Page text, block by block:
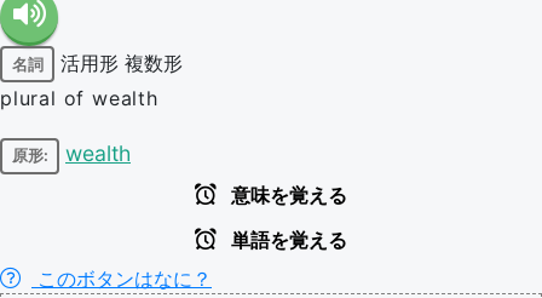
名詞 活用形 複数形
plural of wealth
原形: wealth
意味を覚える
単語を覚える
このボタンはなに？